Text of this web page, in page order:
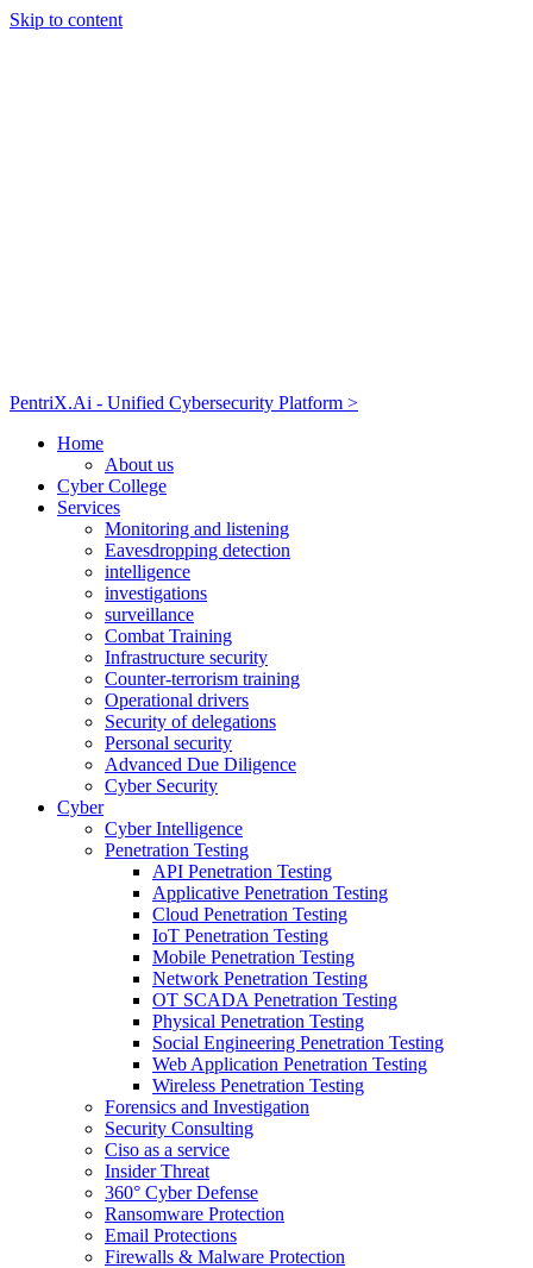
Skip to content
PentriX.Ai - Unified Cybersecurity Platform >
Home
About us
Cyber College
Services
Monitoring and listening
Eavesdropping detection
intelligence
investigations
surveillance
Combat Training
Infrastructure security
Counter-terrorism training
Operational drivers
Security of delegations
Personal security
Advanced Due Diligence
Cyber Security
Cyber
Cyber Intelligence
Penetration Testing
API Penetration Testing
Applicative Penetration Testing
Cloud Penetration Testing
IoT Penetration Testing
Mobile Penetration Testing
Network Penetration Testing
OT SCADA Penetration Testing
Physical Penetration Testing
Social Engineering Penetration Testing
Web Application Penetration Testing
Wireless Penetration Testing
Forensics and Investigation
Security Consulting
Ciso as a service
Insider Threat
360° Cyber Defense
Ransomware Protection
Email Protections
Firewalls & Malware Protection